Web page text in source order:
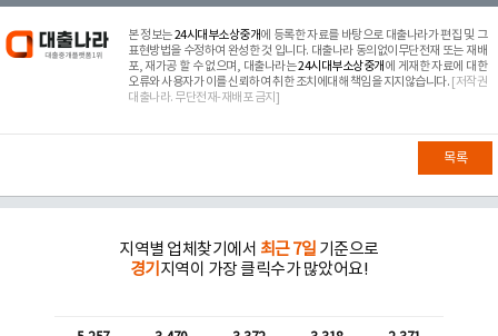
본 정보는24시대부소상중개에 등록한 자료를 바탕으로 대출나라가 편집 및 그
표현방법을 수정하여 완성한 것 입니다. 대출나라 동의없이무단전재 또는 재배
포, 재가공 할 수 없으며, 대출나라는24시대부소상중개 에 게재한 자료에 대한
오류와 사용자가 이를 신뢰하여 취한 조치에대해 책임을 지지않습니다. [저작권
대출나라. 무단전재-재배포 금지]
목록
지역별 업체찾기에서 최근 7일 기준으로
경기 지역이 가장 클릭수가 많았어요!